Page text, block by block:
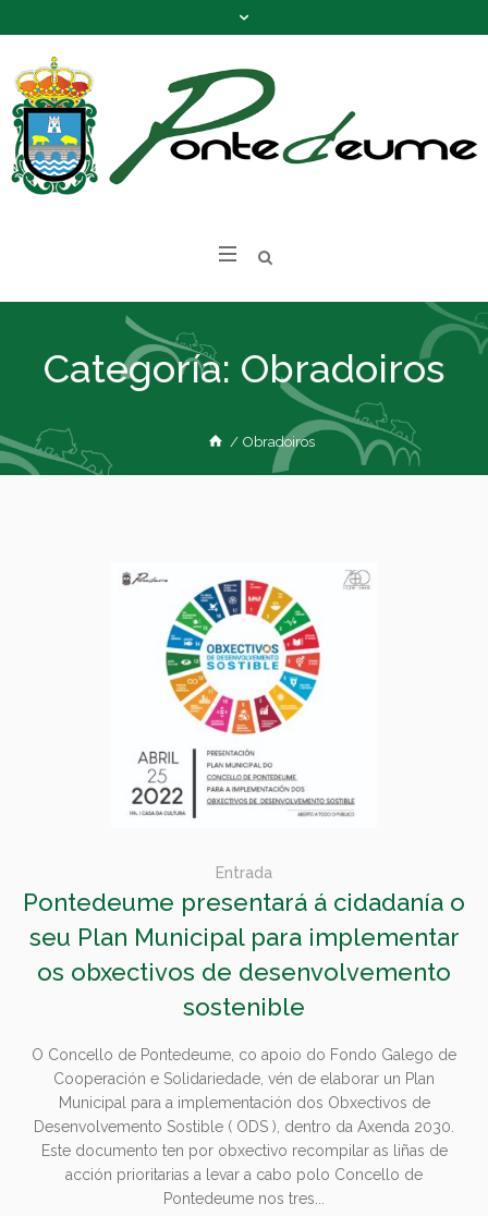
Categoría: Obradoiros
/ Obradoiros
Entrada
Pontedeume presentará á cidadanía o
seu Plan Municipal para implementar
os obxectivos de desenvolvemento
sostenible
O Concello de Pontedeume, co apoio do Fondo Galego de
Cooperación e Solidariedade, vén de elaborar un Plan
Municipal para a implementación dos Obxectivos de
Desenvolvemento Sostible ( ODS ), dentro da Axenda 2030.
Este documento ten por obxectivo recompilar as liñas de
acción prioritarias a levar a cabo polo Concello de
Pontedeume nos tres...